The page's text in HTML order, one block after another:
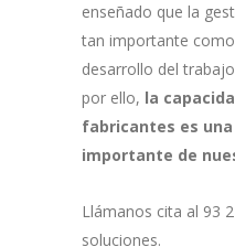
enseñado que la
tan importante
desarrollo del
por ello, la
fabricantes es
importante de
Llámanos cita al 93
soluciones.